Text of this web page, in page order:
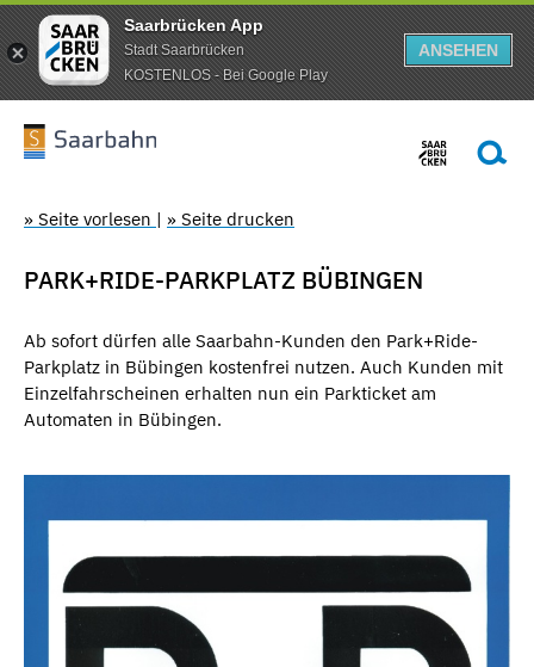
Saarbrücken App
Stadt Saarbrücken
KOSTENLOS - Bei Google Play
ANSEHEN
» Seite vorlesen | » Seite drucken
PARK+RIDE-PARKPLATZ BÜBINGEN
Ab sofort dürfen alle Saarbahn-Kunden den Park+Ride-
Parkplatz in Bübingen kostenfrei nutzen. Auch Kunden mit
Einzelfahrscheinen erhalten nun ein Parkticket am
Automaten in Bübingen.